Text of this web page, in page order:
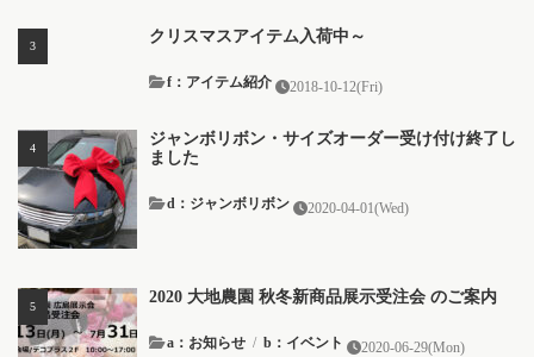
クリスマスアイテム入荷中～
2018-10-12(Fri)
f：アイテム紹介
ジャンボリボン・サイズオーダー受け付け終了し
ました
2020-04-01(Wed)
d：ジャンボリボン
2020 大地農園 秋冬新商品展示受注会 のご案内
2020-06-29(Mon)
a：お知らせ / b：イベント